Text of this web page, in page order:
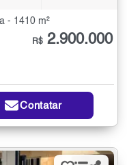
- 1410 m²
R$ 2.900.000
Contatar